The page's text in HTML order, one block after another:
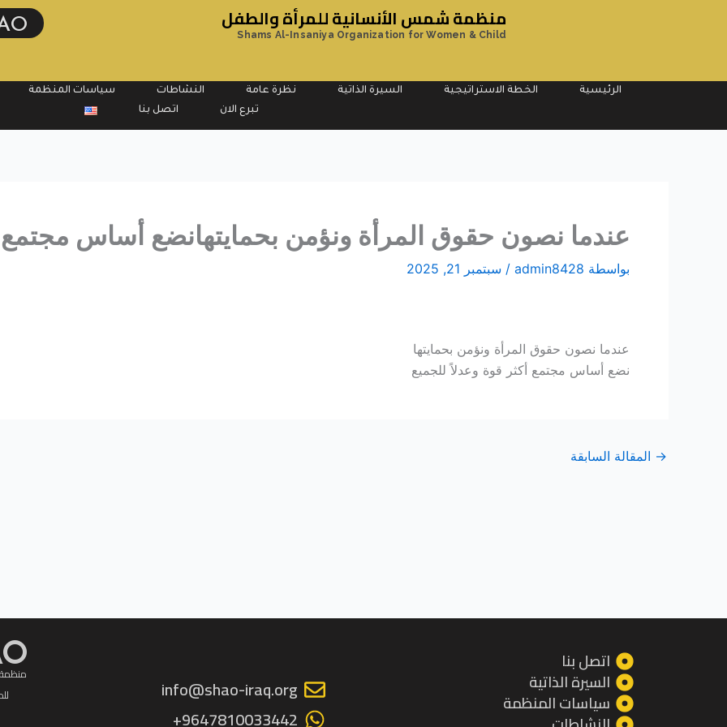
منظمة شمس الأنسانية للمرأة والطفل
Shams Al-Insaniya Organization for Women & Child
الرئيسية الخطة الاستراتيجية السيرة الذاتية نظرة عامة النشاطات سياسات المنظمة
تبرع الان
اتصل بنا
عندما نصون حقوق المرأة ونؤمن بحمايتهانضع أساس مجتمع
بواسطة admin8428
/ سبتمبر 21, 2025
عندما نصون حقوق المرأة ونؤمن بحمايتها
نضع أساس مجتمع أكثر قوة وعدلاً للجميع
→ المقالة السابقة
اتصل بنا
السيرة الذاتية
سياسات المنظمة
info@shao-iraq.org
9647810033442+